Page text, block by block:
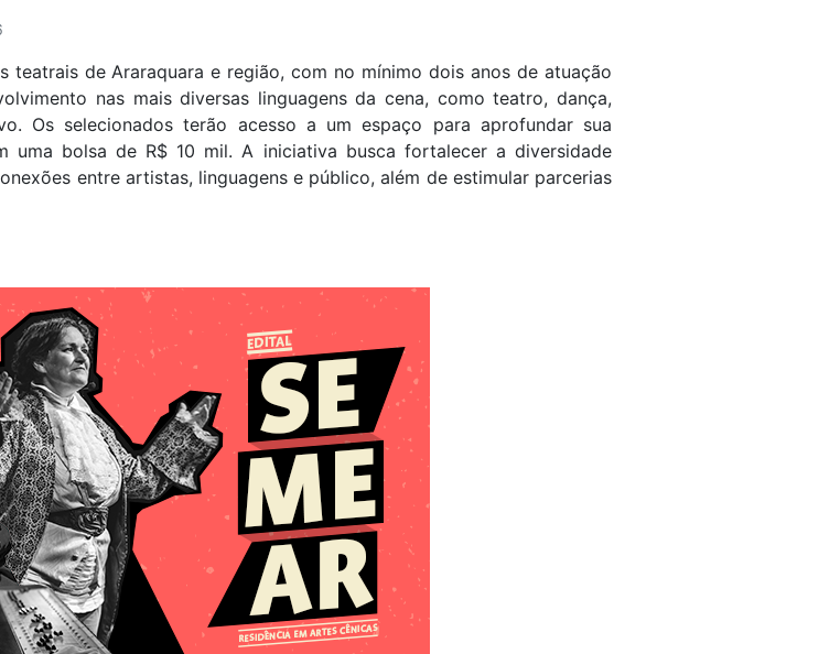
de Araraquara e região, com no mínimo dois anos de atuação
nas mais diversas linguagens da cena, como teatro, dança,
Os selecionados terão acesso a um espaço para aprofundar sua
uma bolsa de R$ 10 mil. A iniciativa busca fortalecer a diversidade
entre artistas, linguagens e público, além de estimular parcerias